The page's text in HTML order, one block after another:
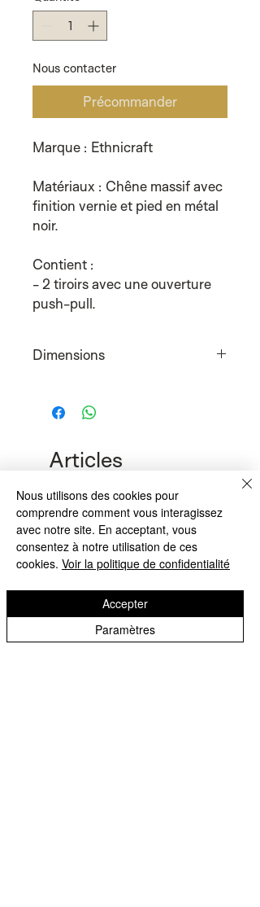
Nous contacter
Précommander
Marque : Ethnicraft
Matériaux : Chêne massif avec
finition vernie et pied en métal
noir.
Contient :
- 2 tiroirs avec une ouverture
push-pull.
Dimensions
Articles
similaires
Nous utilisons des cookies pour
comprendre comment vous interagissez
avec notre site. En acceptant, vous
consentez à notre utilisation de ces
cookies. Voir la politique de confidentialité
Paramètres
Accepter